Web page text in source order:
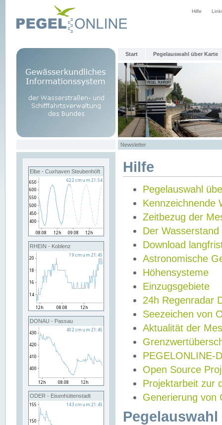
Hilfe
Start Pegelauswahl über Karte
Newsletter
Elbe - Cuxhaven Steubenhöft
RHEIN - Koblenz
DONAU - Passau
ODER - Eisenhüttenstadt
Hilfe
Pegelauswahl
Kennzeichnende
Zeitbezug der
Der Wasserstand
Download
Astronomische
Höhensysteme
Einzugsgebiete
24h Regenradar
Seezeichen von
Aktualität der
PEGELONLINE-
Open Source
Projektarbeit zur
Generierung von